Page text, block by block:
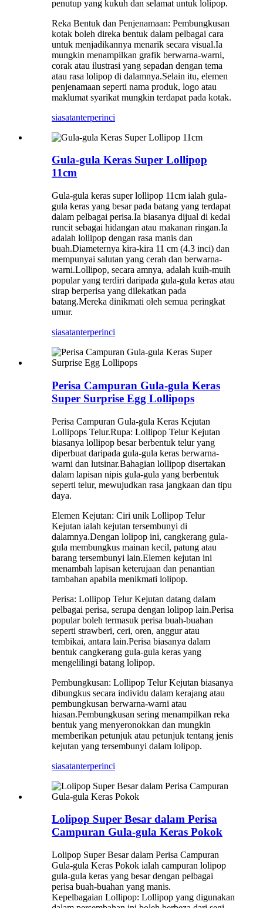
penutup yang kukuh dan selamat untuk lolipop.
Reka Bentuk dan Penjenamaan: Pembungkusan
kotak boleh direka bentuk dalam pelbagai cara
untuk menjadikannya menarik secara visual.Ia
mungkin menampilkan grafik berwarna-warni,
corak atau ilustrasi yang sepadan dengan tema
atau rasa lolipop di dalamnya.Selain itu, elemen
penjenamaan seperti nama produk, logo atau
maklumat syarikat mungkin terdapat pada kotak.
siasatanterperinci
Gula-gula Keras Super Lollipop
11cm
Gula-gula keras super lollipop 11cm ialah gula-
gula keras yang besar pada batang yang terdapat
dalam pelbagai perisa.Ia biasanya dijual di kedai
runcit sebagai hidangan atau makanan ringan.Ia
adalah lollipop dengan rasa manis dan
buah.Diameternya kira-kira 11 cm (4.3 inci) dan
mempunyai salutan yang cerah dan berwarna-
warni.Lollipop, secara amnya, adalah kuih-muih
popular yang terdiri daripada gula-gula keras atau
sirap berperisa yang dilekatkan pada
batang.Mereka dinikmati oleh semua peringkat
umur.
siasatanterperinci
Perisa Campuran Gula-gula Keras
Super Surprise Egg Lollipops
Perisa Campuran Gula-gula Keras Kejutan
Lollipops Telur.Rupa: Lollipop Telur Kejutan
biasanya lollipop besar berbentuk telur yang
diperbuat daripada gula-gula keras berwarna-
warni dan lutsinar.Bahagian lollipop disertakan
dalam lapisan nipis gula-gula yang berbentuk
seperti telur, mewujudkan rasa jangkaan dan tipu
daya.
Elemen Kejutan: Ciri unik Lollipop Telur
Kejutan ialah kejutan tersembunyi di
dalamnya.Dengan lolipop ini, cangkerang gula-
gula membungkus mainan kecil, patung atau
barang tersembunyi lain.Elemen kejutan ini
menambah lapisan keterujaan dan penantian
tambahan apabila menikmati lolipop.
Perisa: Lollipop Telur Kejutan datang dalam
pelbagai perisa, serupa dengan lolipop lain.Perisa
popular boleh termasuk perisa buah-buahan
seperti strawberi, ceri, oren, anggur atau
tembikai, antara lain.Perisa biasanya dalam
bentuk cangkerang gula-gula keras yang
mengelilingi batang lolipop.
Pembungkusan: Lollipop Telur Kejutan biasanya
dibungkus secara individu dalam kerajang atau
pembungkusan berwarna-warni atau
hiasan.Pembungkusan sering menampilkan reka
bentuk yang menyeronokkan dan mungkin
memberikan petunjuk atau petunjuk tentang jenis
kejutan yang tersembunyi dalam lolipop.
siasatanterperinci
Lolipop Super Besar dalam Perisa
Campuran Gula-gula Keras Pokok
Lolipop Super Besar dalam Perisa Campuran
Gula-gula Keras Pokok ialah campuran lolipop
gula-gula keras yang besar dengan pelbagai
perisa buah-buahan yang manis.
Kepelbagaian Lollipop: Lollipop yang digunakan